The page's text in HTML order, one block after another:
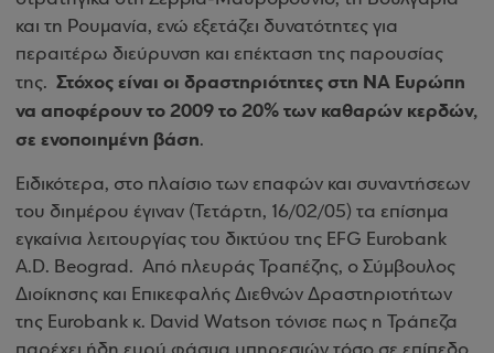
και τη Ρουμανία, ενώ εξετάζει δυνατότητες για
περαιτέρω διεύρυνση και επέκταση της παρουσίας
της. Στόχος είναι οι δραστηριότητες στη ΝΑ Ευρώπη
να αποφέρουν το 2009 το 20% των καθαρών κερδών,
σε ενοποιημένη βάση.
Ειδικότερα, στο πλαίσιο των επαφών και συναντήσεων
του διημέρου έγιναν (Τετάρτη, 16/02/05) τα επίσημα
εγκαίνια λειτουργίας του δικτύου της EFG Eurobank
A.D. Beograd. Από πλευράς Τραπέζης, ο Σύμβουλος
Διοίκησης και Επικεφαλής Διεθνών Δραστηριοτήτων
της Eurobank κ. David Watson τόνισε πως η Τράπεζα